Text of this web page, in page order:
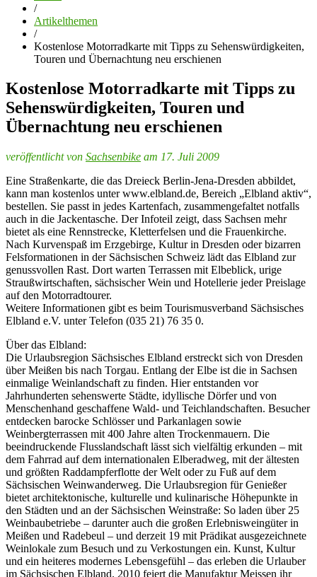
/
Artikelthemen
/
Kostenlose Motorradkarte mit Tipps zu Sehenswürdigkeiten,
Touren und Übernachtung neu erschienen
Kostenlose Motorradkarte mit Tipps zu
Sehenswürdigkeiten, Touren und
Übernachtung neu erschienen
veröffentlicht von Sachsenbike am 17. Juli 2009
Eine Straßenkarte, die das Dreieck Berlin-Jena-Dresden abbildet,
kann man kostenlos unter www.elbland.de, Bereich „Elbland aktiv“,
bestellen. Sie passt in jedes Kartenfach, zusammengefaltet notfalls
auch in die Jackentasche. Der Infoteil zeigt, dass Sachsen mehr
bietet als eine Rennstrecke, Kletterfelsen und die Frauenkirche.
Nach Kurvenspaß im Erzgebirge, Kultur in Dresden oder bizarren
Felsformationen in der Sächsischen Schweiz lädt das Elbland zur
genussvollen Rast. Dort warten Terrassen mit Elbeblick, urige
Straußwirtschaften, sächsischer Wein und Hotellerie jeder Preislage
auf den Motorradtourer.
Weitere Informationen gibt es beim Tourismusverband Sächsisches
Elbland e.V. unter Telefon (035 21) 76 35 0.
Über das Elbland:
Die Urlaubsregion Sächsisches Elbland erstreckt sich von Dresden
über Meißen bis nach Torgau. Entlang der Elbe ist die in Sachsen
einmalige Weinlandschaft zu finden. Hier entstanden vor
Jahrhunderten sehenswerte Städte, idyllische Dörfer und von
Menschenhand geschaffene Wald- und Teichlandschaften. Besucher
entdecken barocke Schlösser und Parkanlagen sowie
Weinbergterrassen mit 400 Jahre alten Trockenmauern. Die
beeindruckende Flusslandschaft lässt sich vielfältig erkunden – mit
dem Fahrrad auf dem internationalen Elberadweg, mit der ältesten
und größten Raddampferflotte der Welt oder zu Fuß auf dem
Sächsischen Weinwanderweg. Die Urlaubsregion für Genießer
bietet architektonische, kulturelle und kulinarische Höhepunkte in
den Städten und an der Sächsischen Weinstraße: So laden über 25
Weinbaubetriebe – darunter auch die großen Erlebnisweingüter in
Meißen und Radebeul – und derzeit 19 mit Prädikat ausgezeichnete
Weinlokale zum Besuch und zu Verkostungen ein. Kunst, Kultur
und ein heiteres modernes Lebensgefühl – das erleben die Urlauber
im Sächsischen Elbland. 2010 feiert die Manufaktur Meissen ihr